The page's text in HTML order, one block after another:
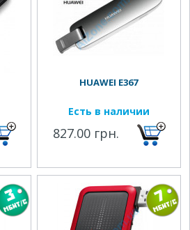
HUAWEI E367
Есть в наличии
827.00 грн.